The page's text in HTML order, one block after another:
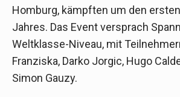
Homburg, kämpften um den
Jahres. Das Event versprach
Weltklasse-Niveau, mit
Franziska, Darko Jorgic, Hugo
Simon Gauzy.